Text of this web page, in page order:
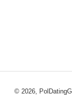
© 2026,